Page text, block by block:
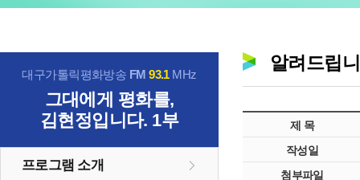
대구가톨릭평화방송 FM93.1MHz
그대에게 평화를,
김현정입니다. 1부
프로그램 소개
알려드립
제 목
작성일
첨부파일